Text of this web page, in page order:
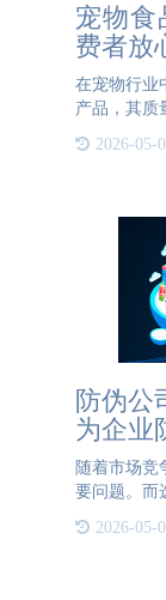
宠物食
费者放
在宠物行业
产品，其质
不仅影响了
2026-05-
防伪公
为企业
随着市场竞
要问题。而
具备丰富的
2026-05-